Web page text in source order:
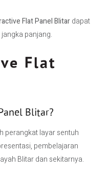
Flat Panel Blitardapat
panjang.
Flat
Blitar?
perangkat layar sentuh
pembelajaran
Blitar dan sekitarnya.